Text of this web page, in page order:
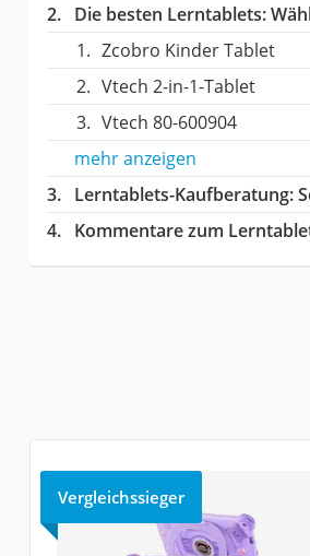
Die besten Lerntablets:
Zcobro Kinder Tablet
Vtech 2-in-1-Tablet
Vtech 80-600904
mehr anzeigen
Lerntablets-Kaufberatung:
Kommentare zum
Vergleichssieger